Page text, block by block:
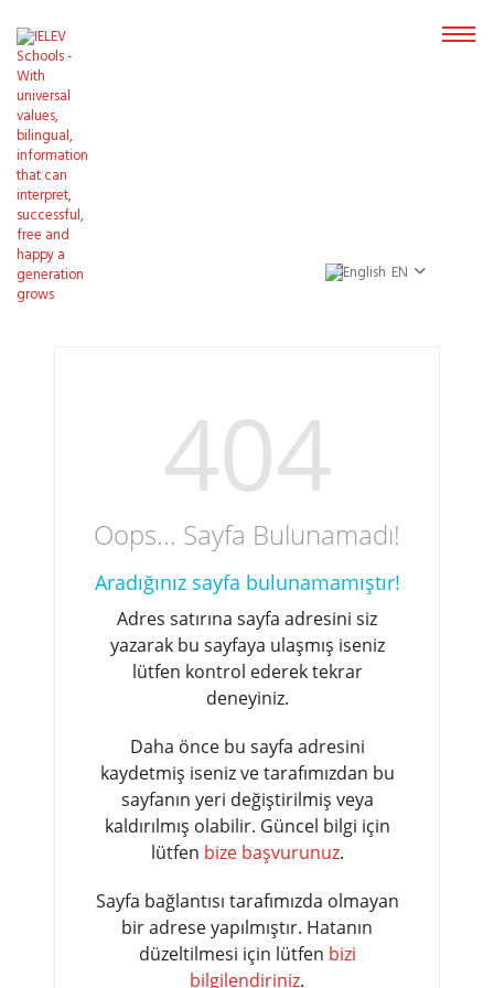
EN
404
Oops... Sayfa Bulunamadı!
Aradığınız sayfa bulunamamıştır!
Adres satırına sayfa adresini siz
yazarak bu sayfaya ulaşmış iseniz
lütfen kontrol ederek tekrar
deneyiniz.
Daha önce bu sayfa adresini
kaydetmiş iseniz ve tarafımızdan bu
sayfanın yeri değiştirilmiş veya
kaldırılmış olabilir. Güncel bilgi için
lütfen bize başvurunuz.
Sayfa bağlantısı tarafımızda olmayan
bir adrese yapılmıştır. Hatanın
düzeltilmesi için lütfen bizi
bilgilendiriniz.